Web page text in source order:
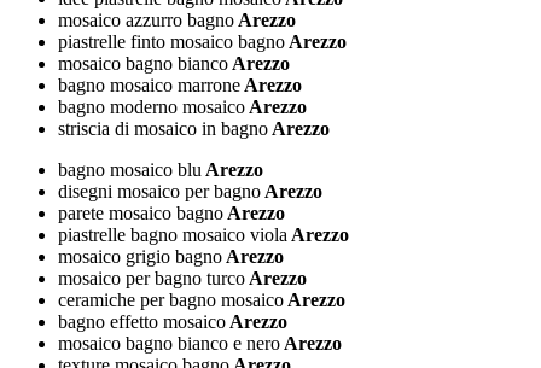
mosaico azzurro bagnoArezzo
piastrelle finto mosaico bagnoArezzo
mosaico bagno biancoArezzo
bagno mosaico marroneArezzo
bagno moderno mosaicoArezzo
striscia di mosaico in bagnoArezzo
bagno mosaico bluArezzo
disegni mosaico per bagnoArezzo
parete mosaico bagnoArezzo
piastrelle bagno mosaico violaArezzo
mosaico grigio bagnoArezzo
mosaico per bagno turcoArezzo
ceramiche per bagno mosaicoArezzo
bagno effetto mosaicoArezzo
mosaico bagno bianco e neroArezzo